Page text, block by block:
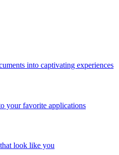
into captivating experiences
your favorite applications
look like you